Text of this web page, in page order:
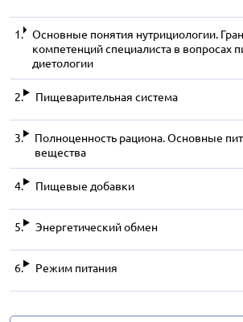
Основные понятия нутрициологии.
компетенций специалиста в вопросах
диетологии
Пищеварительная система
Полноценность рациона. Основные
вещества
Пищевые добавки
Энергетический обмен
Режим питания